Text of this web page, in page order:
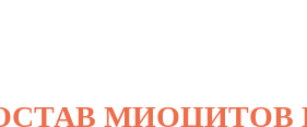
МИОЦИТОВ